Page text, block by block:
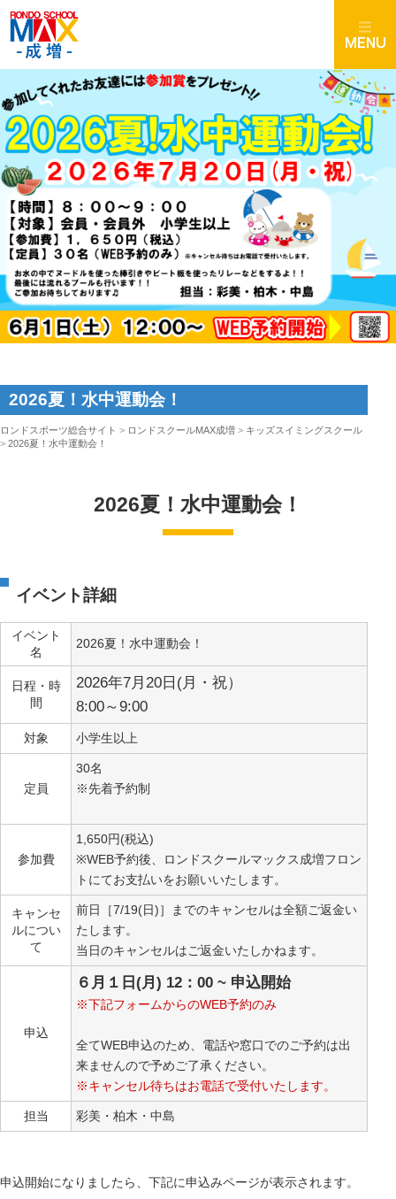
2026夏！水中運動会！
ロンドスポーツ総合サイト > ロンドスクールMAX成増 > キッズスイミングスクール
> 2026夏！水中運動会！
2026夏！水中運動会！
イベント詳細
イベント
名
2026夏！水中運動会！
日程・時
間
2026年7月20日(月・祝）
8:00～9:00
対象 小学生以上
定員
30名
※先着予約制
参加費
1,650円(税込)
※WEB予約後、ロンドスクールマックス成増フロン
トにてお支払いをお願いいたします。
キャンセ
ルについ
て
前日［7/19(日)］までのキャンセルは全額ご返金い
たします。
当日のキャンセルはご返金いたしかねます。
申込
６月１日(月) 12：00 ~ 申込開始
※下記フォームからのWEB予約のみ
全てWEB申込のため、電話や窓口でのご予約は出
来ませんので予めご了承ください。
※キャンセル待ちはお電話で受付いたします。
担当 彩美・柏木・中島
申込開始になりましたら、下記に申込みページが表示されます。